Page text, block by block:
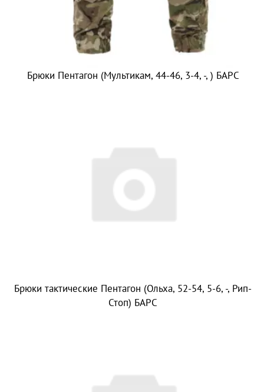
Брюки Пентагон (Мультикам, 44-46, 3-4, -, ) БАРС
Брюки тактические Пентагон (Ольха, 52-54, 5-6, -, Рип-
Стоп) БАРС